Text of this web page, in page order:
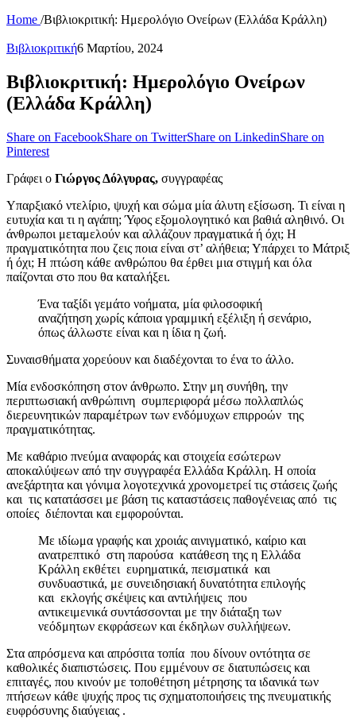
Home /Βιβλιοκριτική: Ημερολόγιο Ονείρων (Ελλάδα Κράλλη)
Βιβλιοκριτική6 Μαρτίου, 2024
Βιβλιοκριτική: Ημερολόγιο Ονείρων
(Ελλάδα Κράλλη)
Share on FacebookShare on TwitterShare on LinkedinShare on
Pinterest
Γράφει ο Γιώργος Δόλγυρας, συγγραφέας
Υπαρξιακό ντελίριο, ψυχή και σώμα μία άλυτη εξίσωση. Τι είναι η
ευτυχία και τι η αγάπη; Ύφος εξομολογητικό και βαθιά αληθινό. Οι
άνθρωποι μεταμελούν και αλλάζουν πραγματικά ή όχι; Η
πραγματικότητα που ζεις ποια είναι στ’ αλήθεια; Υπάρχει το Μάτριξ
ή όχι; Η πτώση κάθε ανθρώπου θα έρθει μια στιγμή και όλα
παίζονται στο που θα καταλήξει.
Ένα ταξίδι γεμάτο νοήματα, μία φιλοσοφική
αναζήτηση χωρίς κάποια γραμμική εξέλιξη ή σενάριο,
όπως άλλωστε είναι και η ίδια η ζωή.
Συναισθήματα χορεύουν και διαδέχονται το ένα το άλλο.
Μία ενδοσκόπηση στον άνθρωπο. Στην μη συνήθη, την
περιπτωσιακή ανθρώπινη συμπεριφορά μέσω πολλαπλώς
διερευνητικών παραμέτρων των ενδόμυχων επιρροών της
πραγματικότητας.
Με καθάριο πνεύμα αναφοράς και στοιχεία εσώτερων
αποκαλύψεων από την συγγραφέα Ελλάδα Κράλλη. Η οποία
ανεξάρτητα και γόνιμα λογοτεχνικά χρονομετρεί τις στάσεις ζωής
και τις κατατάσσει με βάση τις καταστάσεις παθογένειας από τις
οποίες διέπονται και εμφορούνται.
Με ιδίωμα γραφής και χροιάς αινιγματικό, καίριο και
ανατρεπτικό στη παρούσα κατάθεση της η Ελλάδα
Κράλλη εκθέτει ευρηματικά, πεισματικά και
συνδυαστικά, με συνειδησιακή δυνατότητα επιλογής
και εκλογής σκέψεις και αντιλήψεις που
αντικειμενικά συντάσσονται με την διάταξη των
νεόδμητων εκφράσεων και έκδηλων συλλήψεων.
Στα απρόσμενα και απρόσιτα τοπία που δίνουν οντότητα σε
καθολικές διαπιστώσεις. Που εμμένουν σε διατυπώσεις και
επιταγές, που κινούν με τοποθέτηση μέτρησης τα ιδανικά των
πτήσεων κάθε ψυχής προς τις σχηματοποιήσεις της πνευματικής
ευφρόσυνης διαύγειας .